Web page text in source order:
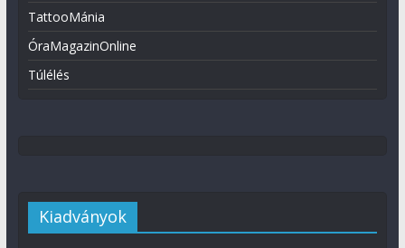
TattooMánia
ÓraMagazinOnline
Túlélés
Kiadványok